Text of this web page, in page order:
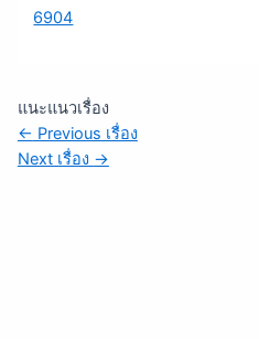
6904
แนะแนวเรื่อง
← Previous เรื่อง
Next เรื่อง →